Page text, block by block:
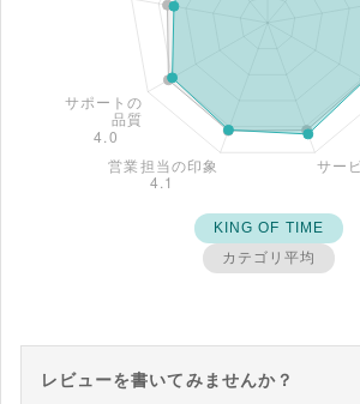
KING OF TIME
カテゴリ平均
レビューを書いてみませんか？